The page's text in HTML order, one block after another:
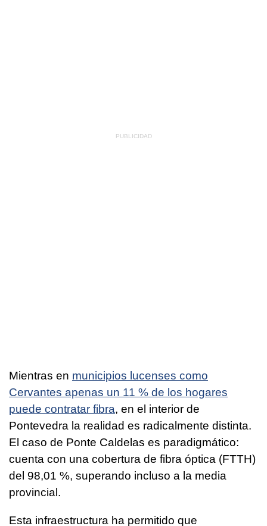
Mientras en municipios lucenses como
Cervantes apenas un 11 % de los hogares
puede contratar fibra, en el interior de
Pontevedra la realidad es radicalmente distinta.
El caso de Ponte Caldelas es paradigmático:
cuenta con una cobertura de fibra óptica (FTTH)
del 98,01 %, superando incluso a la media
provincial.
Esta infraestructura ha permitido que